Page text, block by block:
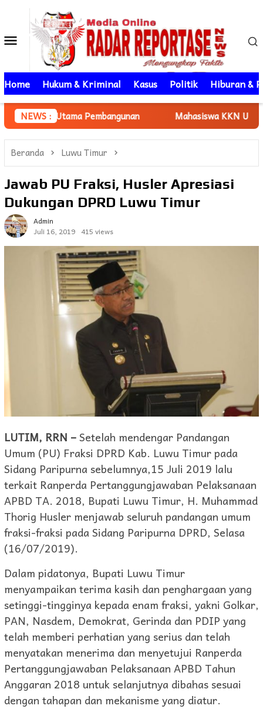
kontenMenu
Mobile
Home Hukum & Kriminal Kasus Politik Hiburan &
NEWS :
Pembangunan Mahasiswa KKN Unhas gelombang
Beranda Luwu Timur
Jawab PU Fraksi, Husler Apresiasi
Dukungan DPRD Luwu Timur
Admin
Juli 16, 2019 415 views
LUTIM, RRN –Setelah mendengar Pandangan
Umum (PU) Fraksi DPRD Kab. Luwu Timur pada
Sidang Paripurna sebelumnya,15 Juli 2019 lalu
terkait Ranperda Pertanggungjawaban Pelaksanaan
APBD TA. 2018, Bupati Luwu Timur, H. Muhammad
Thorig Husler menjawab seluruh pandangan umum
fraksi-fraksi pada Sidang Paripurna DPRD, Selasa
(16/07/2019).
Dalam pidatonya, Bupati Luwu Timur
menyampaikan terima kasih dan penghargaan yang
setinggi-tingginya kepada enam fraksi, yakni Golkar,
PAN, Nasdem, Demokrat, Gerinda dan PDIP yang
telah memberi perhatian yang serius dan telah
menyatakan menerima dan menyetujui Ranperda
Pertanggungjawaban Pelaksanaan APBD Tahun
Anggaran 2018 untuk selanjutnya dibahas sesuai
dengan tahapan dan mekanisme yang diatur.